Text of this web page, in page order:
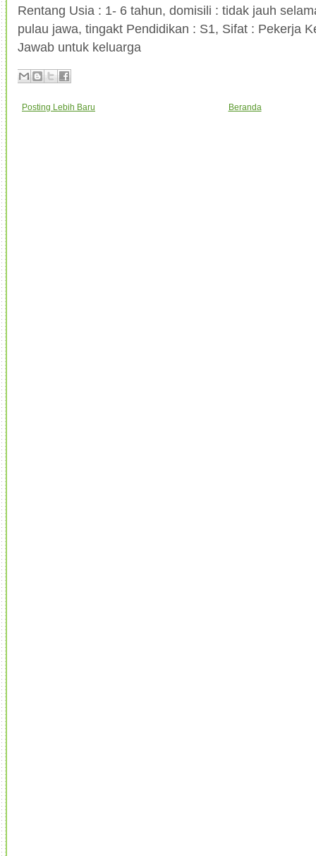
Rentang Usia : 1- 6 tahun, domisili : tidak jauh
pulau jawa, tingakt Pendidikan : S1, Sifat : Pekerja
Jawab untuk keluarga
Posting Lebih Baru Beranda